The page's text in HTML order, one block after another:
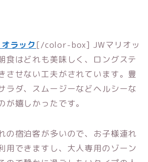
ラック[/color-box] JWマリオッ
食はどれも美味しく、ロングステ
させない工夫がされています。豊
ラダ、スムージーなどヘルシーな
が嬉しかったです。
の宿泊客が多いので、お子様連れ
用できますし、大人専用のゾーン